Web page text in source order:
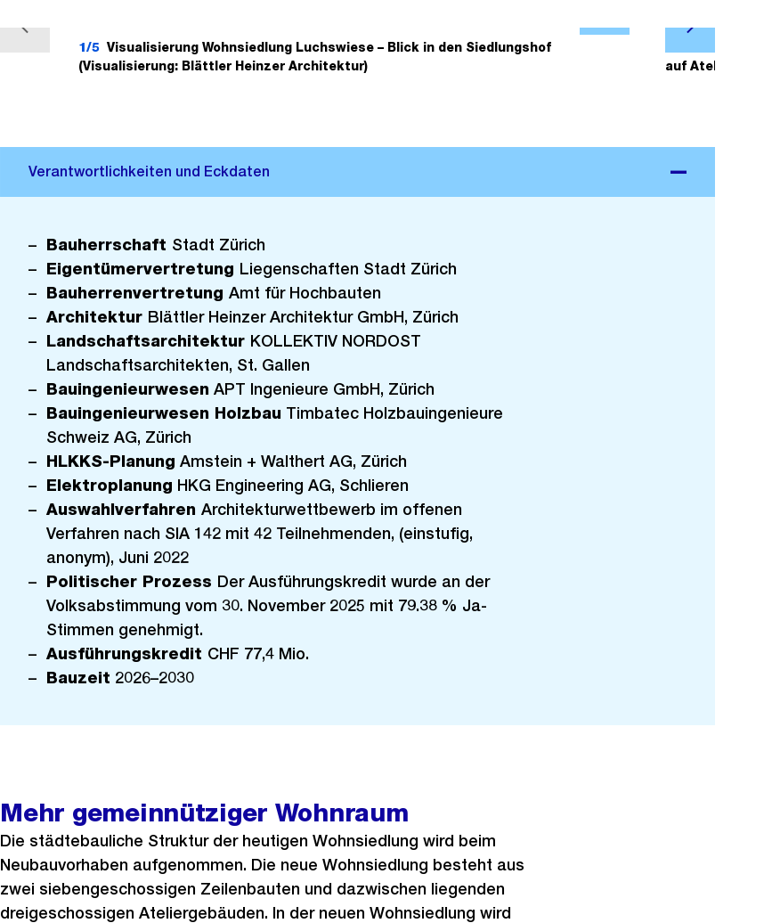
ä
1/5 Visualisierung Wohnsiedlung Luchswiese – Blick in den Siedlungshof
(Visualisierung: Blättler Heinzer Architektur)
auf Atelierhaus
Bauherrschaft Stadt Zürich
Eigentümervertretung Liegenschaften Stadt Zürich
BauherrenvertretungAmt für Hochbauten
Architektur Blättler Heinzer Architektur GmbH, Zürich
Landschaftsarchitektur KOLLEKTIV NORDOST
Landschaftsarchitekten, St. Gallen
Bauingenieurwesen APT Ingenieure GmbH, Zürich
Bauingenieurwesen Holzbau Timbatec Holzbauingenieure
Schweiz AG, Zürich
HLKKS-Planung Amstein + Walthert AG, Zürich
Elektroplanung HKG Engineering AG, Schlieren
AuswahlverfahrenArchitekturwettbewerb im offenen
Verfahren nach SIA 142 mit 42 Teilnehmenden, (einstufig,
anonym), Juni 2022
Politischer Prozess Der Ausführungskredit wurde an der
Volksabstimmung vom 30. November 2025 mit 79.38 % Ja-
Stimmen genehmigt.
Ausführungskredit CHF 77,4 Mio.
Bauzeit 2026–2030
Mehr gemeinnütziger Wohnraum
Die städtebauliche Struktur der heutigen Wohnsiedlung wird beim
Neubauvorhaben aufgenommen. Die neue Wohnsiedlung besteht aus
zwei siebengeschossigen Zeilenbauten und dazwischen liegenden
dreigeschossigen Ateliergebäuden. In der neuen Wohnsiedlung wird